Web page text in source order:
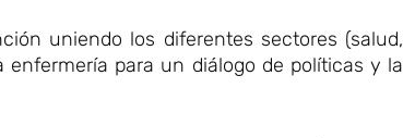
uniendo los diferentes sectores (salud,
para un diálogo de políticas y la